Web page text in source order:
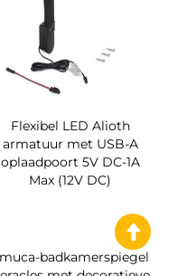
Flexibel LED Alioth
armatuur met USB-A
oplaadpoort 5V DC-1A
Max (12V DC)